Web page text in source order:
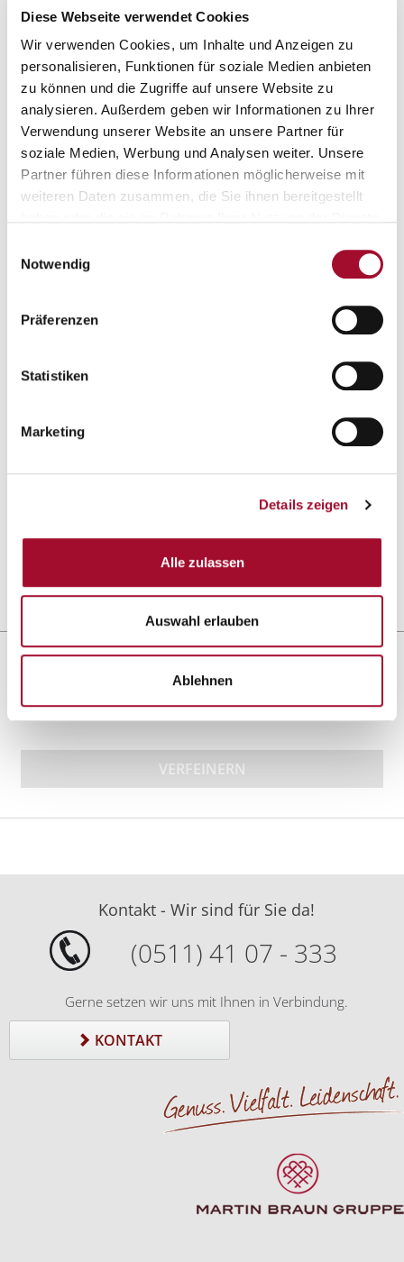
Diese Webseite verwendet Cookies
Wir verwenden Cookies, um Inhalte und Anzeigen zu
personalisieren, Funktionen für soziale Medien anbieten
zu können und die Zugriffe auf unsere Website zu
analysieren. Außerdem geben wir Informationen zu Ihrer
Verwendung unserer Website an unsere Partner für
soziale Medien, Werbung und Analysen weiter. Unsere
Partner führen diese Informationen möglicherweise mit
weiteren Daten zusammen, die Sie ihnen bereitgestellt
Notwendig
Präferenzen
Statistiken
Marketing
Details zeigen
Alle zulassen
Auswahl erlauben
Ablehnen
Haferflockenkekse
4,0 kg im Eimer
Margeritenkekse
4,0 kg im Eimer
VERFEINERN
Kontakt - Wir sind für Sie da!
(0511) 41 07 - 333
Gerne setzen wir uns mit Ihnen in Verbindung.
KONTAKT